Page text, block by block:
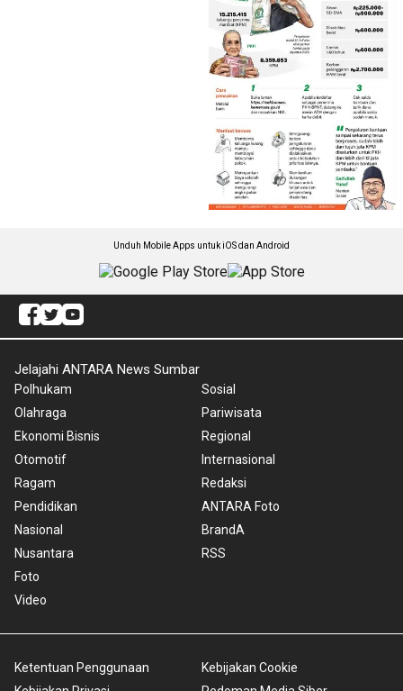
Unduh Mobile Apps untuk iOS dan Android
Jelajahi ANTARA News Sumbar
Polhukam
Olahraga
Ekonomi Bisnis
Otomotif
Ragam
Pendidikan
Nasional
Nusantara
Foto
Video
Sosial
Pariwisata
Regional
Internasional
Redaksi
ANTARA Foto
BrandA
RSS
Ketentuan Penggunaan
Kebijakan Cookie